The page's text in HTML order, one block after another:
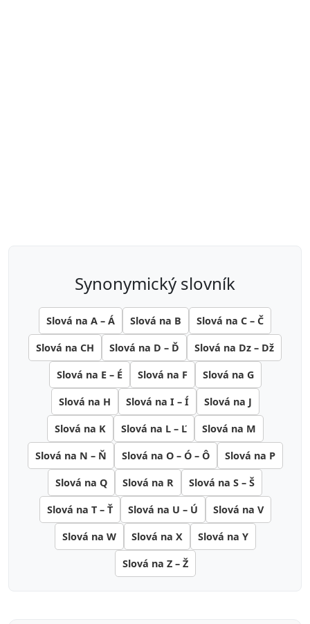
synonymický slovník
Slová na A – Á Slová na B Slová na C – Č
Slová na CH Slová na D – Ď Slová na Dz – Dž
Slová na E – É Slová na F Slová na G
Slová na H Slová na I – Í Slová na J
Slová na K Slová na L – Ľ Slová na M
Slová na N – Ň Slová na O – Ó – Ô Slová na P
Slová na Q Slová na R Slová na S – Š
Slová na T – Ť Slová na U – Ú Slová na V
Slová na W Slová na X Slová na Y
Slová na Z – Ž